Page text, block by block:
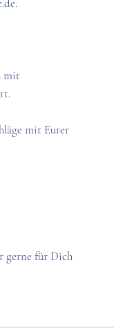
mit
mit Eurer
gerne für Dich